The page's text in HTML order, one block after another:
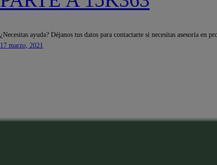
¿Necesitas ayuda? Déjanos tus datos para contactarte si necesitas asesoría en
17 marzo, 2021